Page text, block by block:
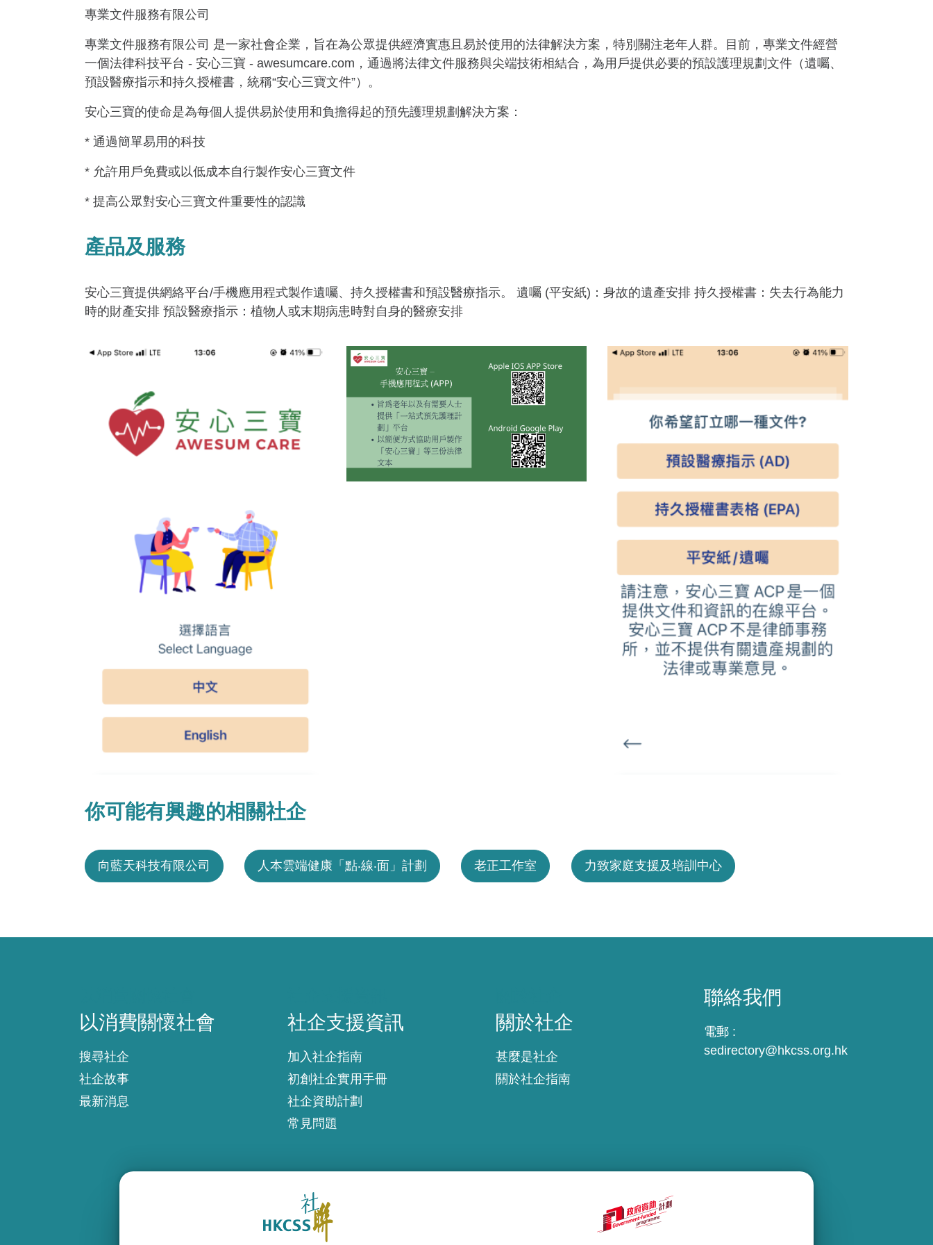
專業文件服務有限公司
專業文件服務有限公司 是一家社會企業，旨在為公眾提供經濟實惠且易於使用的法律解決方案，特別關注老年人群。目前，專業文件經營
一個法律科技平台 - 安心三寶 - awesumcare.com，通過將法律文件服務與尖端技術相結合，為用戶提供必要的預設護理規劃文件（遺囑、
預設醫療指示和持久授權書，統稱“安心三寶文件”）。
安心三寶的使命是為每個人提供易於使用和負擔得起的預先護理規劃解決方案：
* 通過簡單易用的科技
* 允許用戶免費或以低成本自行製作安心三寶文件
* 提高公眾對安心三寶文件重要性的認識
產品及服務
安心三寶提供網絡平台/手機應用程式製作遺囑、持久授權書和預設醫療指示。 遺囑 (平安紙)：身故的遺產安排 持久授權書：失去行為能力
時的財產安排 預設醫療指示：植物人或末期病患時對自身的醫療安排
你可能有興趣的相關社企
向藍天科技有限公司 人本雲端健康「點‧線‧面」計劃 老正工作室 力致家庭支援及培訓中心
以消費關懷社會
搜尋社企
社企故事
最新消息
社企支援資訊
加入社企指南
初創社企實用手冊
社企資助計劃
常見問題
關於社企
甚麼是社企
關於社企指南
聯絡我們
電郵 :
sedirectory@hkcss.org.hk